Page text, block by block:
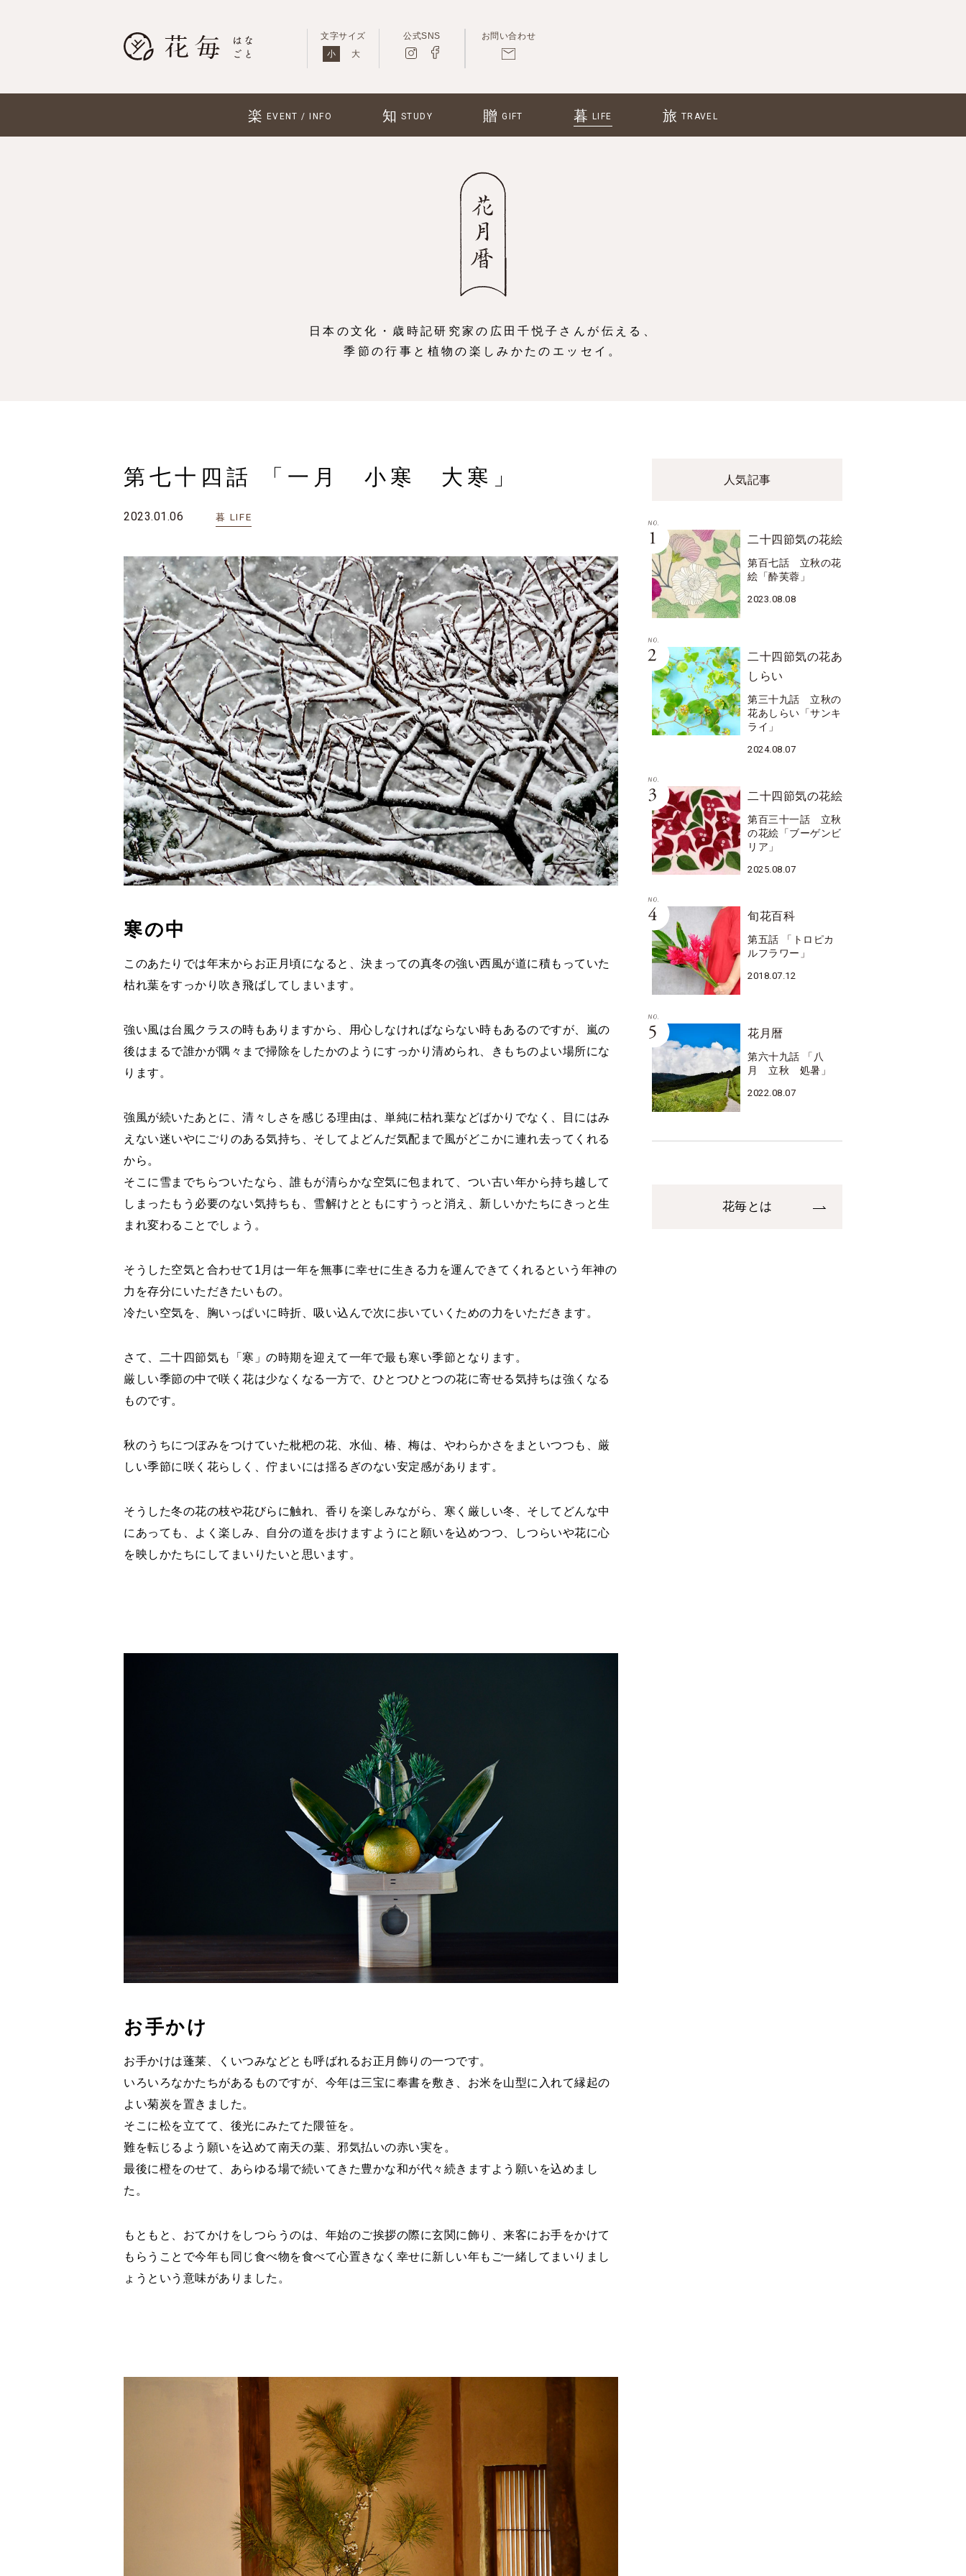
文字サイズ
小
大
公式SNS お問い合わせ
楽 EVENT / INFO 知 STUDY 贈 GIFT 暮 LIFE 旅 TRAVEL
日本の文化・歳時記研究家の広田千悦子さんが伝える、
季節の行事と植物の楽しみかたのエッセイ。
第七十四話 「一月 小寒 大寒」
2023.01.06 暮 LIFE
寒の中
このあたりでは年末からお正月頃になると、決まっての真冬の強い西風が道に積もっていた
枯れ葉をすっかり吹き飛ばしてしまいます。
強い風は台風クラスの時もありますから、用心しなければならない時もあるのですが、嵐の
後はまるで誰かが隅々まで掃除をしたかのようにすっかり清められ、きもちのよい場所にな
ります。
強風が続いたあとに、清々しさを感じる理由は、単純に枯れ葉などばかりでなく、目にはみ
えない迷いやにごりのある気持ち、そしてよどんだ気配まで風がどこかに連れ去ってくれる
から。
そこに雪までちらついたなら、誰もが清らかな空気に包まれて、つい古い年から持ち越して
しまったもう必要のない気持ちも、雪解けとともにすうっと消え、新しいかたちにきっと生
まれ変わることでしょう。
そうした空気と合わせて1月は一年を無事に幸せに生きる力を運んできてくれるという年神の
力を存分にいただきたいもの。
冷たい空気を、胸いっぱいに時折、吸い込んで次に歩いていくための力をいただきます。
さて、二十四節気も「寒」の時期を迎えて一年で最も寒い季節となります。
厳しい季節の中で咲く花は少なくなる一方で、ひとつひとつの花に寄せる気持ちは強くなる
ものです。
秋のうちにつぼみをつけていた枇杷の花、水仙、椿、梅は、やわらかさをまといつつも、厳
しい季節に咲く花らしく、佇まいには揺るぎのない安定感があります。
そうした冬の花の枝や花びらに触れ、香りを楽しみながら、寒く厳しい冬、そしてどんな中
にあっても、よく楽しみ、自分の道を歩けますようにと願いを込めつつ、しつらいや花に心
を映しかたちにしてまいりたいと思います。
お手かけ
お手かけは蓬莱、くいつみなどとも呼ばれるお正月飾りの一つです。
いろいろなかたちがあるものですが、今年は三宝に奉書を敷き、お米を山型に入れて縁起の
よい菊炭を置きました。
そこに松を立てて、後光にみたてた隈笹を。
難を転じるよう願いを込めて南天の葉、邪気払いの赤い実を。
最後に橙をのせて、あらゆる場で続いてきた豊かな和が代々続きますよう願いを込めまし
た。
もともと、おてかけをしつらうのは、年始のご挨拶の際に玄関に飾り、来客にお手をかけて
もらうことで今年も同じ食べ物を食べて心置きなく幸せに新しい年もご一緒してまいりまし
ょうという意味がありました。
人気記事
二十四節気の花絵
第百七話 立秋の花
絵「酔芙蓉」
2023.08.08
二十四節気の花あ
しらい
第三十九話 立秋の
花あしらい「サンキ
ライ」
2024.08.07
二十四節気の花絵
第百三十一話 立秋
の花絵「ブーゲンビ
リア」
2025.08.07
旬花百科
第五話 「トロピカ
ルフラワー」
2018.07.12
花月暦
第六十九話 「八
月 立秋 処暑」
2022.08.07
花毎とは